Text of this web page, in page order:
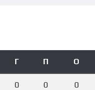
Г П О
0 0 0